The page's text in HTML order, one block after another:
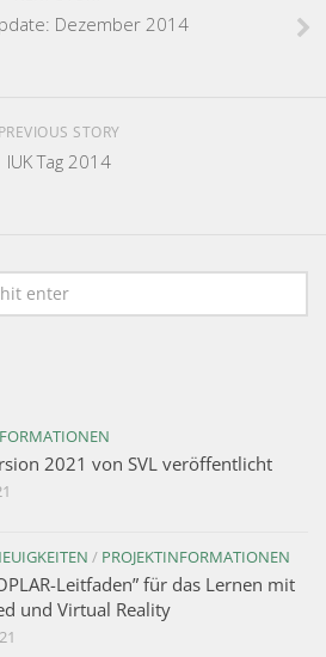
Dezember 2014
PREVIOUS STORY
IUK Tag 2014
2021 von SVL veröffentlicht
/ PROJEKTINFORMATIONEN
Leitfaden” für das Lernen mit
und Virtual Reality